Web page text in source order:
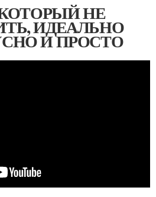
КОТОРЫЙ НЕ
ИДЕАЛЬНО
И ПРОСТО